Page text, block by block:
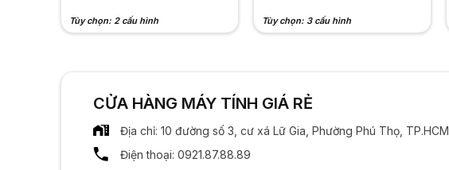
Tùy chọn: 2 cấu hình Tùy chọn: 3 cấu hình
CỬA HÀNG MÁY TÍNH GIÁ RẺ
Địa chỉ: 10 đường số 3, cư xá Lữ Gia, Phường Phú Thọ, TP.HCM
Điện thoại: 0921.87.88.89